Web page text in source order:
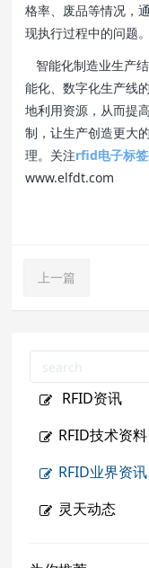
格率、废品等情况，
现执行过程中的问题。
智能化制造业生产
能化、数字化生产线
地利用资源，从而提
制，让生产创造更大
理。关注rfid电子标
www.elfdt.com
上一篇
RFID资讯
RFID技术资料
RFID业界资讯
灵天动态